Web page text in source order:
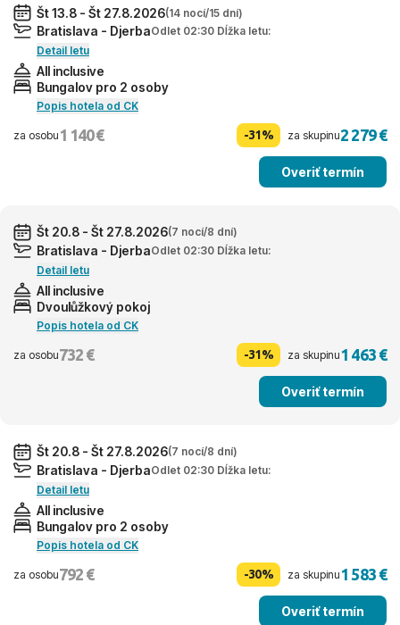
Št 13.8 - Št 27.8.2026(14 nocí/15 dní)
Bratislava - DjerbaOdlet 02:30 Dĺžka letu:
Detail letu
All inclusive
Bungalov pro 2 osoby
Popis hotela od CK
za osobu 1 140 € -31% za skupinu2 279 €
Overiť termín
Št 20.8 - Št 27.8.2026(7 nocí/8 dní)
Bratislava - DjerbaOdlet 02:30 Dĺžka letu:
Detail letu
All inclusive
Dvoulůžkový pokoj
Popis hotela od CK
za osobu732 € -31% za skupinu1 463 €
Overiť termín
Št 20.8 - Št 27.8.2026(7 nocí/8 dní)
Bratislava - DjerbaOdlet 02:30 Dĺžka letu:
Detail letu
All inclusive
Bungalov pro 2 osoby
Popis hotela od CK
za osobu792 € -30% za skupinu1 583 €
Overiť termín